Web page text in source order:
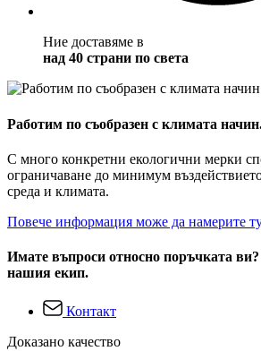
Ние доставяме в
над 40 страни по света
Работим по съобразен с климата
С много конкретни екологични мерки
ограничаване до минимум
среда и климата.
Повече информация може да намерите
Имате въпроси относно поръчката
нашия екип.
Контакт
Доказано качество